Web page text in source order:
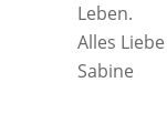
Leben.
Alles
Sabine